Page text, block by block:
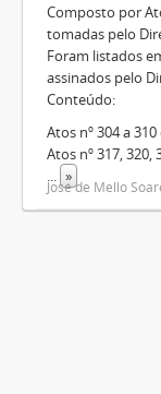
Composto por
tomadas pelo
Foram listados
assinados pelo
Conteúdo:
Atos nº 304 a
Atos nº 317, 320,
»
José de Mello